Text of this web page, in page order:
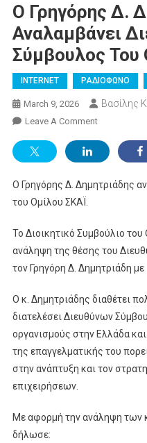
Ο Γρηγόρης Δ.
Αναλαμβάνει
Σύμβουλος Του
INTERNET ΡΑΔΙΟΦΩΝΟ
March 9, 2026 Βασίλης
Leave A CommentOn
Γρηγόρης
Σύμβουλος
Του
Ομίλου
Ο Γρηγόρης Δ. Δημητριάδης
του Ομίλου ΣΚΑΪ.
Το Διοικητικό Συμβούλιο
ανάληψη της θέσης του
τον Γρηγόρη Δ. Δημητριάδη
Ο κ. Δημητριάδης διαθέτει
διατελέσει Διευθύνων
οργανισμούς στην Ελλάδα
της επαγγελματικής του
στην ανάπτυξη και τον
επιχειρήσεων.
Με αφορμή την ανάληψη των
δήλωσε: